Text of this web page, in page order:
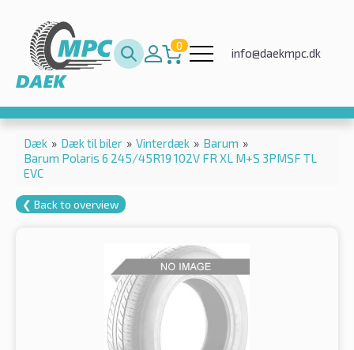
0
info@daekmpc.dk
Dæk » Dæk til biler » Vinterdæk » Barum »
Barum Polaris 6 245/45R19 102V FR XL M+S 3PMSF TL
EVC
❮ Back to overview